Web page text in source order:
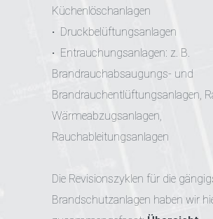
Küchenlöschanlagen
· Druckbelüftungsanlagen
· Entrauchungsanlagen: z. B.
Brandrauchabsaugungs- und
Brandrauchentlüftungsanlagen,
Wärmeabzugsanlagen,
Rauchableitungsanlagen
Die Revisionszyklen für die
Brandschutzanlagen haben wir